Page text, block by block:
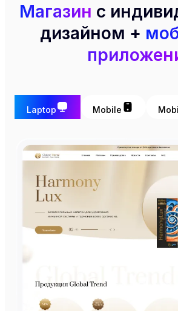
Магазин с
дизайном +
Laptop Mobile